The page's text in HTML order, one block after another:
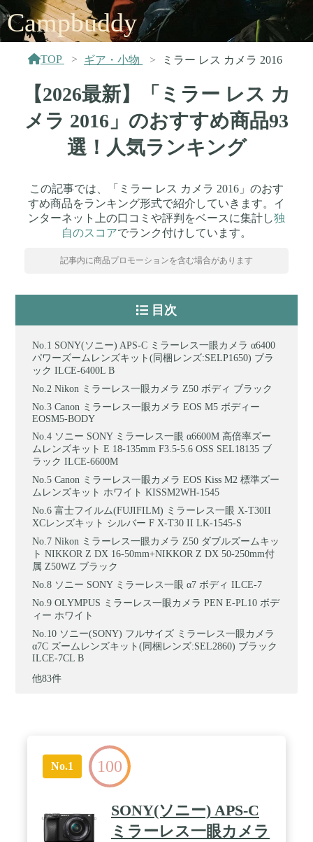
Campbuddy
TOP ギア・小物 ミラー レス カメラ 2016
【2026最新】「ミラー レス カ
メラ 2016」のおすすめ商品93
選！人気ランキング
この記事では、「ミラー レス カメラ 2016」のおす
すめ商品をランキング形式で紹介していきます。イ
ンターネット上の口コミや評判をベースに集計し独
自のスコアでランク付けしています。
記事内に商品プロモーションを含む場合があります
目次
SONY(ソニー) APS-C ミラーレス一眼カメラ α6400
パワーズームレンズキット(同梱レンズ:SELP1650) ブラ
ック ILCE-6400L B
Nikon ミラーレス一眼カメラ Z50 ボディ ブラック
Canon ミラーレス一眼カメラ EOS M5 ボディー
EOSM5-BODY
ソニー SONY ミラーレス一眼 α6600M 高倍率ズー
ムレンズキット E 18-135mm F3.5-5.6 OSS SEL18135 ブ
ラック ILCE-6600M
Canon ミラーレス一眼カメラ EOS Kiss M2 標準ズー
ムレンズキット ホワイト KISSM2WH-1545
富士フイルム(FUJIFILM) ミラーレス一眼 X-T30II
XCレンズキット シルバー F X-T30 II LK-1545-S
Nikon ミラーレス一眼カメラ Z50 ダブルズームキッ
ト NIKKOR Z DX 16-50mm+NIKKOR Z DX 50-250mm付
属 Z50WZ ブラック
ソニー SONY ミラーレス一眼 α7 ボディ ILCE-7
OLYMPUS ミラーレス一眼カメラ PEN E-PL10 ボデ
ィー ホワイト
ソニー(SONY) フルサイズ ミラーレス一眼カメラ
α7C ズームレンズキット(同梱レンズ:SEL2860) ブラック
ILCE-7CL B
他83件
No.1 100
SONY(ソニー) APS-C
ミラーレス一眼カメラ